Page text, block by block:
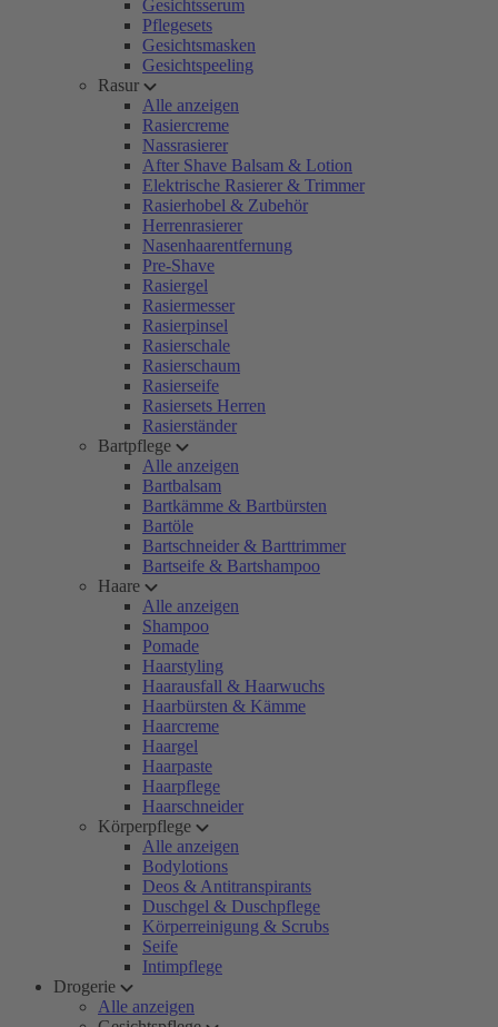
Gesichtsserum
Pflegesets
Gesichtsmasken
Gesichtspeeling
Rasur
Alle anzeigen
Rasiercreme
Nassrasierer
After Shave Balsam & Lotion
Elektrische Rasierer & Trimmer
Rasierhobel & Zubehör
Herrenrasierer
Nasenhaarentfernung
Pre-Shave
Rasiergel
Rasiermesser
Rasierpinsel
Rasierschale
Rasierschaum
Rasierseife
Rasiersets Herren
Rasierständer
Bartpflege
Alle anzeigen
Bartbalsam
Bartkämme & Bartbürsten
Bartöle
Bartschneider & Barttrimmer
Bartseife & Bartshampoo
Haare
Alle anzeigen
Shampoo
Pomade
Haarstyling
Haarausfall & Haarwuchs
Haarbürsten & Kämme
Haarcreme
Haargel
Haarpaste
Haarpflege
Haarschneider
Körperpflege
Alle anzeigen
Bodylotions
Deos & Antitranspirants
Duschgel & Duschpflege
Körperreinigung & Scrubs
Seife
Intimpflege
Drogerie
Alle anzeigen